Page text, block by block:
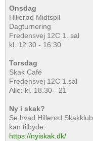
Onsdag
Hillerød Midtspil
Dagturnering
Fredensvej 12C 1. sal
kl. 12:30 - 16:30
Torsdag
Skak Café
Fredensvej 12C 1.sal
Alle: kl. 18.30 - 21
Ny i skak?
Se hvad Hillerød Skakklub
kan tilbyde:
https://nyiskak.dk/